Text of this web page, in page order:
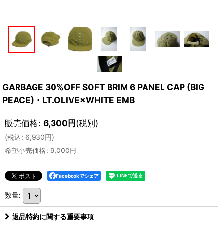
GARBAGE 30%OFF SOFT BRIM 6 PANEL CAP (BIG
PEACE)・LT.OLIVE×WHITE EMB
販売価格: 6,300円(税別)
(税込: 6,930円)
希望小売価格: 9,000円
Facebookでシェア
数量:
返品特約に関する重要事項